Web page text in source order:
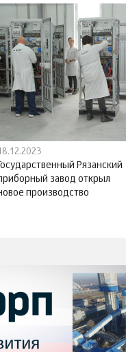
Государственный Рязанский
завод открыл
производство